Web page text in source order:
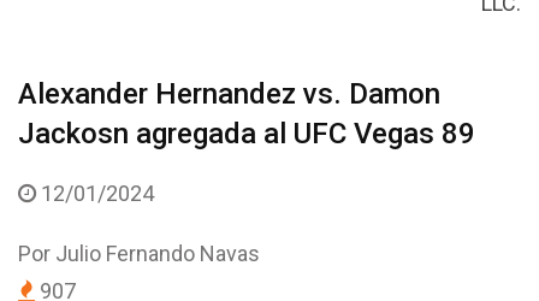
Alexander Hernandez vs. Damon
Jackosn agregada al UFC Vegas 89
12/01/2024
Por Julio Fernando Navas
907